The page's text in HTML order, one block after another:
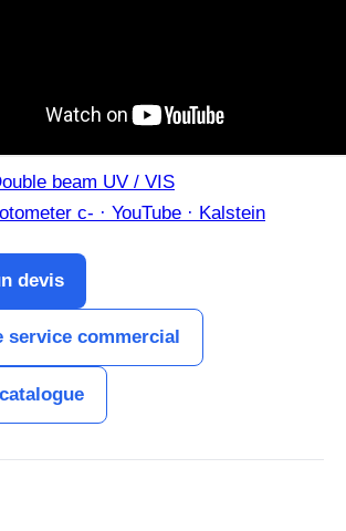
beam UV / VIS
c- · YouTube · Kalstein
devis
service commercial